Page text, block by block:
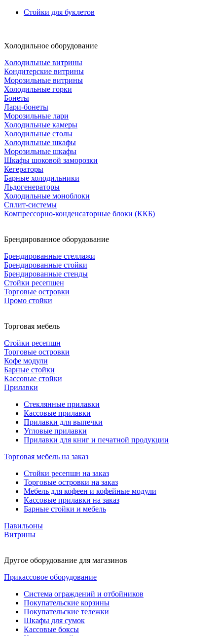
Стойки для буклетов
Холодильное оборудование
Холодильные витрины
Кондитерские витрины
Морозильные витрины
Холодильные горки
Бонеты
Лари-бонеты
Морозильные лари
Холодильные камеры
Холодильные столы
Холодильные шкафы
Морозильные шкафы
Шкафы шоковой заморозки
Кегераторы
Барные холодильники
Льдогенераторы
Холодильные моноблоки
Сплит-системы
Компрессорно-конденсаторные блоки (ККБ)
Брендированное оборудование
Брендированные стеллажи
Брендированные стойки
Брендированные стенды
Стойки ресепшен
Торговые островки
Промо стойки
Торговая мебель
Стойки ресепшн
Торговые островки
Кофе модули
Барные стойки
Кассовые стойки
Прилавки
Стеклянные прилавки
Кассовые прилавки
Прилавки для выпечки
Угловые прилавки
Прилавки для книг и печатной продукции
Торговая мебель на заказ
Стойки ресепшн на заказ
Торговые островки на заказ
Мебель для кофеен и кофейные модули
Кассовые прилавки на заказ
Барные стойки и мебель
Павильоны
Витрины
Другое оборудование для магазинов
Прикассовое оборудование
Система ограждений и отбойников
Покупательские корзины
Покупательские тележки
Шкафы для сумок
Кассовые боксы